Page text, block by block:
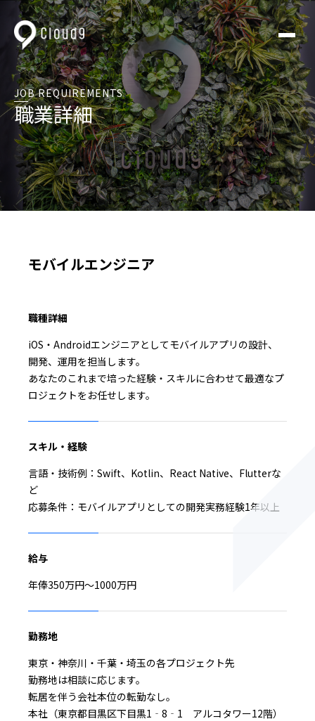
JOB REQUIREMENTS
職業詳細
モバイルエンジニア
職種詳細
iOS・Androidエンジニアとしてモバイルアプリの設計、
開発、運用を担当します。
あなたのこれまで培った経験・スキルに合わせて最適なプ
ロジェクトをお任せします。
スキル・経験
言語・技術例：Swift、Kotlin、React Native、Flutterな
ど
応募条件：モバイルアプリとしての開発実務経験1年以上
給与
年俸350万円〜1000万円
勤務地
東京・神奈川・千葉・埼玉の各プロジェクト先
勤務地は相談に応じます。
転居を伴う会社本位の転勤なし。
本社（東京都目黒区下目黒1‐8‐1 アルコタワー12階）